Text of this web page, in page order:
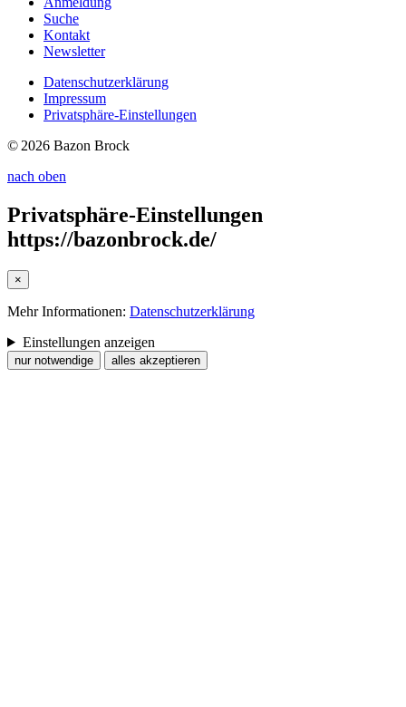
Suche
Kontakt
Newsletter
Datenschutzerklärung
Impressum
Privatsphäre-Einstellungen
© 2026 Bazon Brock
nach oben
Privatsphäre-Einstellungen
https://bazonbrock.de/
×
Mehr Informationen: Datenschutzerklärung
Einstellungen anzeigen
nur notwendige alles akzeptieren